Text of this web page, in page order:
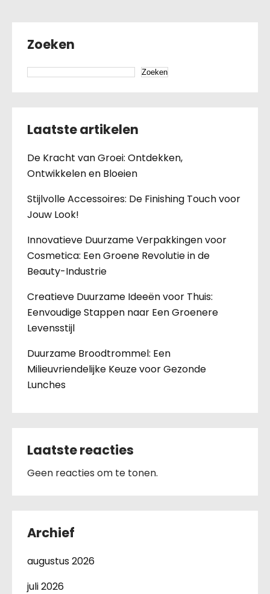
Zoeken
Zoeken
Laatste artikelen
De Kracht van Groei: Ontdekken,
Ontwikkelen en Bloeien
Stijlvolle Accessoires: De Finishing Touch voor
Jouw Look!
Innovatieve Duurzame Verpakkingen voor
Cosmetica: Een Groene Revolutie in de
Beauty-Industrie
Creatieve Duurzame Ideeën voor Thuis:
Eenvoudige Stappen naar Een Groenere
Levensstijl
Duurzame Broodtrommel: Een
Milieuvriendelijke Keuze voor Gezonde
Lunches
Laatste reacties
Geen reacties om te tonen.
Archief
augustus 2026
juli 2026